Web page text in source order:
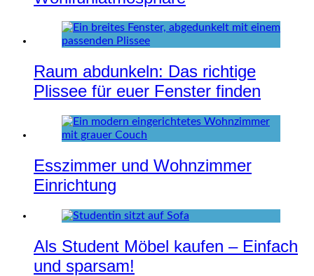
Raum abdunkeln: Das richtige
Plissee für euer Fenster finden
Esszimmer und Wohnzimmer
Einrichtung
Als Student Möbel kaufen – Einfach
und sparsam!